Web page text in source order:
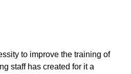
to improve the training of
staff has created for it a